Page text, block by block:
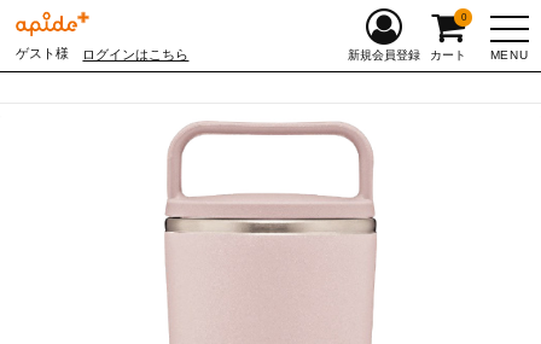
ゲスト様 ログインはこちら MENU
新規会員登録 カート
0